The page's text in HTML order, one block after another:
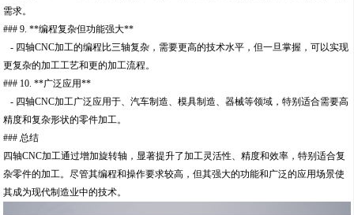
需求。
### 9. **编程复杂但功能强大**
- 四轴CNC加工的编程比三轴复杂，需要更高的技术水平，但一旦掌握，可以实现
更复杂的加工工艺和更的加工流程。
### 10. **广泛应用**
- 四轴CNC加工广泛应用于、汽车制造、模具制造、器械等领域，特别适合需要高
精度和复杂形状的零件加工。
### 总结
四轴CNC加工通过增加旋转轴，显著提升了加工灵活性、精度和效率，特别适合复
杂零件的加工。尽管其编程和操作要求较高，但其强大的功能和广泛的应用场景使
其成为现代制造业中的技术。